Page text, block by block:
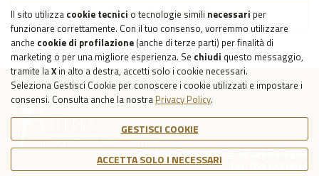
Il sito utilizza cookie tecnici o tecnologie simili necessari per
funzionare correttamente. Con il tuo consenso, vorremmo utilizzare
anche cookie di profilazione (anche di terze parti) per finalità di
marketing o per una migliore esperienza. Se chiudi questo messaggio,
tramite laX in alto a destra, accetti solo i cookie necessari.
Seleziona Gestisci Cookie per conoscere i cookie utilizzati e impostare i
consensi. Consulta anche la nostra Privacy Policy.
GESTISCI COOKIE
ACCETTA SOLO I NECESSARI
Torna all'elenco FAQ
Via della Certosa 18, 40134 Bologna
Tel. 051 6150811